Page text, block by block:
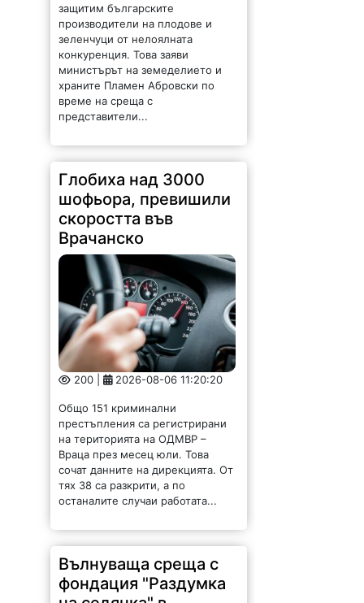
защитим българските
производители на плодове и
зеленчуци от нелоялната
конкуренция. Това заяви
министърът на земеделието и
храните Пламен Абровски по
време на среща с
представители...
Глобиха над 3000
шофьора, превишили
скоростта във
Врачанско
200 | 2026-08-06 11:20:20
Общо 151 криминални
престъпления са регистрирани
на територията на ОДМВР –
Враца през месец юли. Това
сочат данните на дирекцията. От
тях 38 са разкрити, а по
останалите случаи работата...
Вълнуваща среща с
фондация "Раздумка